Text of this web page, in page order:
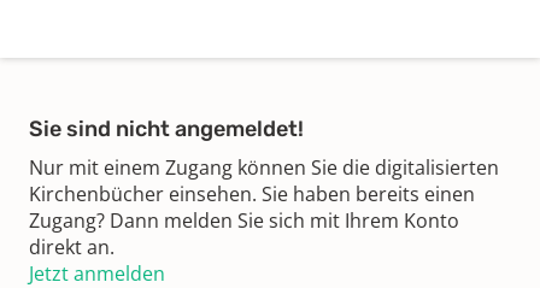
Sie sind nicht angemeldet!
Nur mit einem Zugang können Sie die digitalisierten
Kirchenbücher einsehen. Sie haben bereits einen
Zugang? Dann melden Sie sich mit Ihrem Konto
direkt an.
Jetzt anmelden